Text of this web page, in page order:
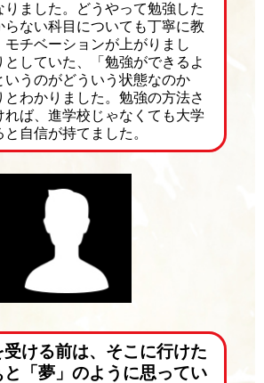
りました。どうやって勉強した
らない科目についても丁寧に教
モチベーションが上がりまし
としていた、「勉強ができるよ
いうのがどういう状態なのか
とわかりました。勉強の方法さ
れば、進学校じゃなくても大学
自信が持てました。
ける前は、そこに行けた
と「夢」のように思ってい